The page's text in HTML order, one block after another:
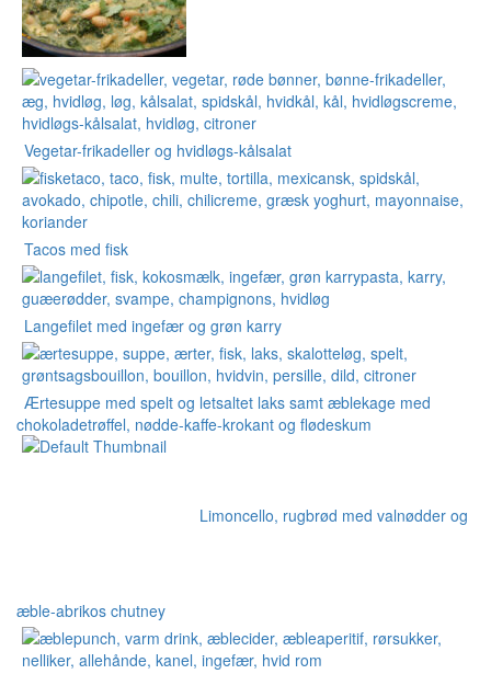
Vegetar-frikadeller og hvidløgs-kålsalat
Tacos med fisk
Langefilet med ingefær og grøn karry
Ærtesuppe med spelt og letsaltet laks samt æblekage med
chokoladetrøffel, nødde-kaffe-krokant og flødeskum
Limoncello, rugbrød med valnødder og
æble-abrikos chutney